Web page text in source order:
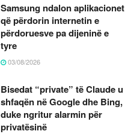
Samsung ndalon aplikacionet
që përdorin internetin e
përdoruesve pa dijeninë e
tyre
03/08/2026
Bisedat “private” të Claude u
shfaqën në Google dhe Bing,
duke ngritur alarmin për
privatësinë